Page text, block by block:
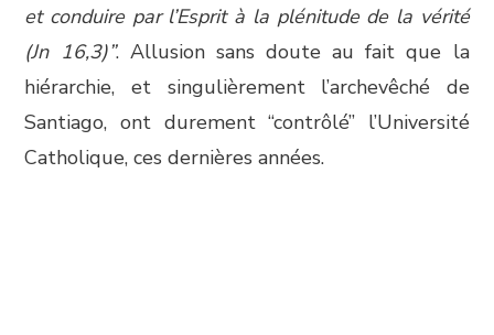
et conduire par l’Esprit à la plénitude de la vérité
(Jn 16,3)”. Allusion sans doute au fait que la
hiérarchie, et singulièrement l’archevêché de
Santiago, ont durement “contrôlé” l’Université
Catholique, ces dernières années.